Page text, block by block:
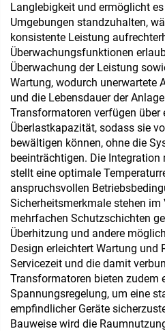
Langlebigkeit und ermöglicht
Umgebungen standzuhalten,
konsistente Leistung
Überwachungsfunktionen
Überwachung der Leistung
Wartung, wodurch unerwartete
und die Lebensdauer der
Transformatoren verfügen über
Überlastkapazität, sodass sie
bewältigen können, ohne die
beeinträchtigen. Die Integration
stellt eine optimale
anspruchsvollen
Sicherheitsmerkmale stehen im
mehrfachen Schutzschichten
Überhitzung und andere
Design erleichtert Wartung und
Servicezeit und die damit
Transformatoren bieten zudem
Spannungsregelung, um eine
empfindlicher Geräte
Bauweise wird die